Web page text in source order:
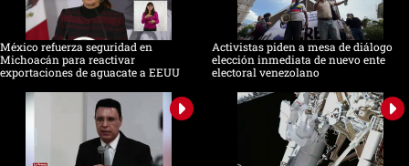
México refuerza seguridad en
Michoacán para reactivar
exportaciones de aguacate a EEUU
Activistas piden a mesa de diálogo
elección inmediata de nuevo ente
electoral venezolano